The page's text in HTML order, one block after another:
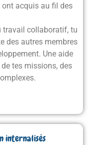
ont acquis au fil des
travail collaboratif, tu
des autres membres
. Une aide
tes missions, des
internalisés